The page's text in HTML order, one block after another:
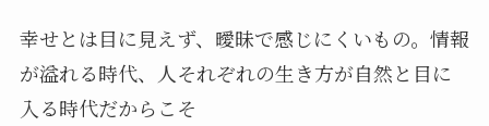
幸せとは目に見えず、曖昧で感じにくいもの。情報
が溢れる時代、人それぞれの生き方が自然と目に
入る時代だからこそ